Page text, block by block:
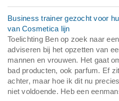
Business trainer gezocht voor
van Cosmetica lijn
Toelichting Ben op zoek naar
adviseren bij het opzetten van
mannen en vrouwen. Het gaat
bad producten, ook parfum. Ef
achter, maar hoe ik dit nu
niet voldoende. Heb een